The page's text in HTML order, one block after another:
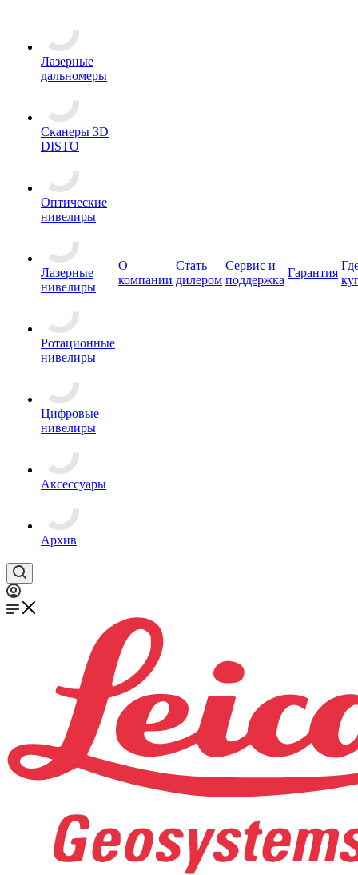
Лазерные
дальномеры
Сканеры 3D
DISTO
Оптические
нивелиры
Лазерные
нивелиры
Ротационные
нивелиры
Цифровые
нивелиры
Аксессуары
Архив
О
компании
Стать
дилером
Сервис и
поддержка
Гарантия